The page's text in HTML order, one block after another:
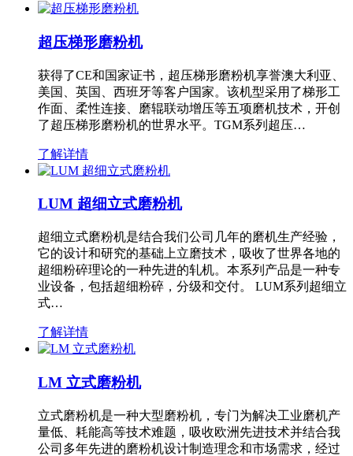
超压梯形磨粉机
获得了CE和国家证书，超压梯形磨粉机享誉澳大利亚、
美国、英国、西班牙等客户国家。该机型采用了梯形工
作面、柔性连接、磨辊联动增压等五项磨机技术，开创
了超压梯形磨粉机的世界水平。TGM系列超压…
了解详情
LUM 超细立式磨粉机
超细立式磨粉机是结合我们公司几年的磨机生产经验，
它的设计和研究的基础上立磨技术，吸收了世界各地的
超细粉碎理论的一种先进的轧机。本系列产品是一种专
业设备，包括超细粉碎，分级和交付。 LUM系列超细立
式…
了解详情
LM 立式磨粉机
立式磨粉机是一种大型磨粉机，专门为解决工业磨机产
量低、耗能高等技术难题，吸收欧洲先进技术并结合我
公司多年先进的磨粉机设计制造理念和市场需求，经过